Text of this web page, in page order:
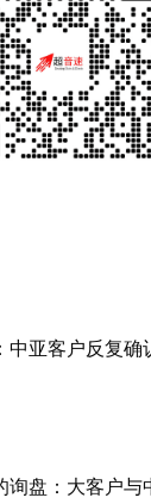
中亚客户反复确
询盘：大客户与